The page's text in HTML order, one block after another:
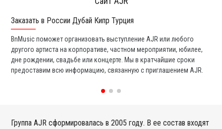
Заказать в России Дубай Кипр Турция
BnMusic поможет организовать выступление AJR или любого
другого артиста на корпоративе, частном мероприятии, юбилее,
дне рождении, свадьбе или концерте. Мы в кратчайшие сроки
предоставим всю информацию, связанную с приглашением AJR.
Группа AJR сформировалась в 2005 году. В ее состав входят